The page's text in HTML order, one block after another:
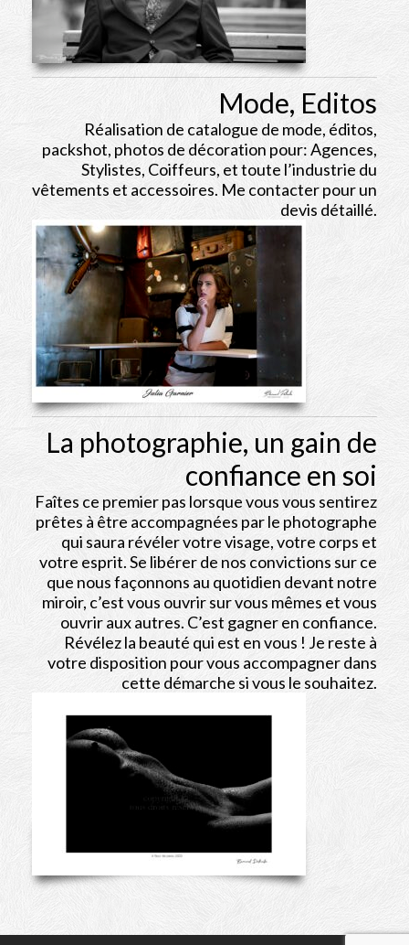
Mode, Editos
Réalisation de catalogue de mode, éditos,
packshot, photos de décoration pour: Agences,
Stylistes, Coiffeurs, et toute l’industrie du
vêtements et accessoires. Me contacter pour un
devis détaillé.
La photographie, un gain de
confiance en soi
Faîtes ce premier pas lorsque vous vous sentirez
prêtes à être accompagnées par le photographe
qui saura révéler votre visage, votre corps et
votre esprit. Se libérer de nos convictions sur ce
que nous façonnons au quotidien devant notre
miroir, c’est vous ouvrir sur vous mêmes et vous
ouvrir aux autres. C’est gagner en confiance.
Révélez la beauté qui est en vous ! Je reste à
votre disposition pour vous accompagner dans
cette démarche si vous le souhaitez.